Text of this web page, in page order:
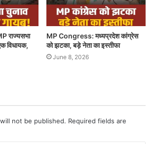
राज्यसभा
विधायक,
MP Congress: मध्यप्रदेश कांग्रेस
को झटका, बड़े नेता का इस्तीफा
June 8, 2026
not be published. Required fields are